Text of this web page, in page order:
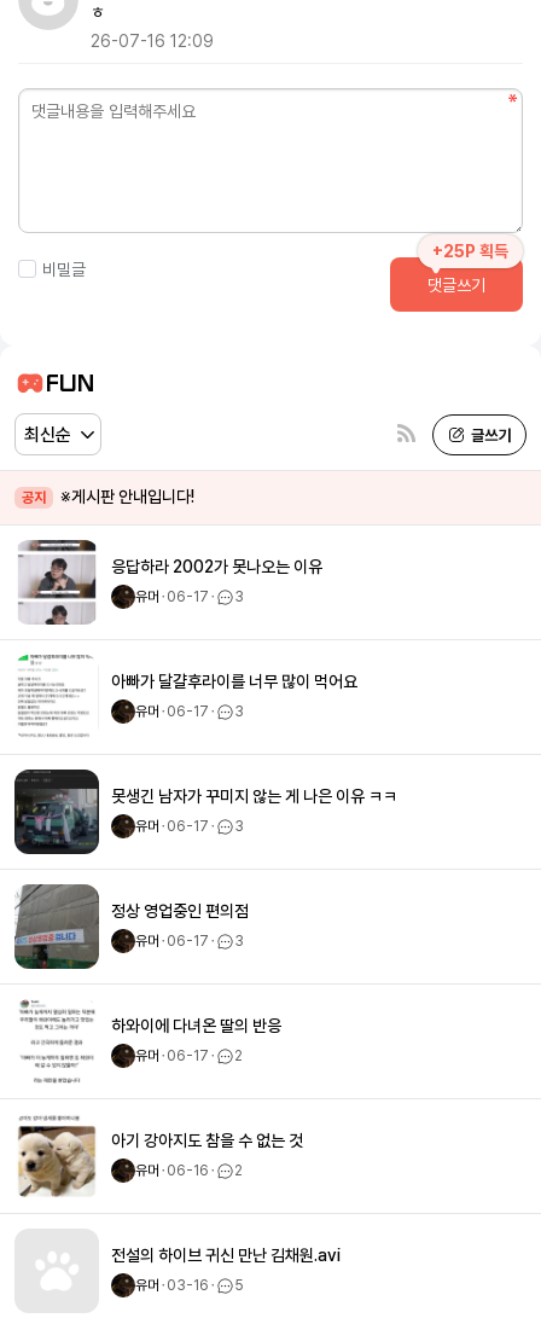
ㅎ
26-07-16 12:09
비밀글
+25P 획득
댓글쓰기
FUN
공지 ※게시판 안내입니다!
응답하라 2002가 못나오는 이유
유머 ㆍ06-17ㆍ 3
아빠가 달걀후라이를 너무 많이 먹어요
유머 ㆍ06-17ㆍ 3
못생긴 남자가 꾸미지 않는 게 나은 이유 ㅋㅋ
유머 ㆍ06-17ㆍ 3
정상 영업중인 편의점
유머 ㆍ06-17ㆍ 3
하와이에 다녀온 딸의 반응
유머 ㆍ06-17ㆍ 2
아기 강아지도 참을 수 없는 것
유머 ㆍ06-16ㆍ 2
전설의 하이브 귀신 만난 김채원.avi
유머 ㆍ03-16ㆍ 5